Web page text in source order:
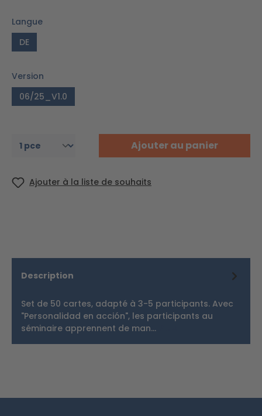
Langue
DE
Version
06/25_V1.0
Ajouter au panier
Ajouter à la liste de souhaits
Description
Set de 50 cartes, adapté à 3-5 participants. Avec
"Personalidad en acción", les participants au
séminaire apprennent de man…